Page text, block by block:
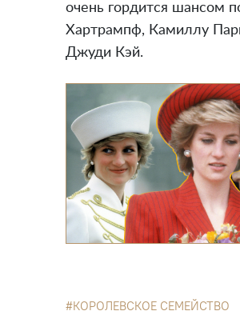
очень гордится шансом
Хартрампф, Камиллу
Джуди Кэй.
КОРОЛЕВСКОЕ СЕМЕЙСТВО